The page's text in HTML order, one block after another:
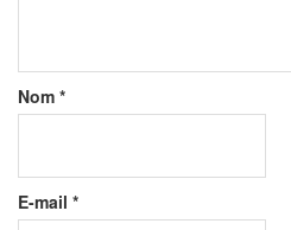
Nom *
E-mail *